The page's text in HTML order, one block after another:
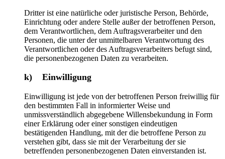
Dritter ist eine natürliche oder juristische Person, Behörde,
Einrichtung oder andere Stelle außer der betroffenen Person,
dem Verantwortlichen, dem Auftragsverarbeiter und den
Personen, die unter der unmittelbaren Verantwortung des
Verantwortlichen oder des Auftragsverarbeiters befugt sind,
die personenbezogenen Daten zu verarbeiten.
k) Einwilligung
Einwilligung ist jede von der betroffenen Person freiwillig für
den bestimmten Fall in informierter Weise und
unmissverständlich abgegebene Willensbekundung in Form
einer Erklärung oder einer sonstigen eindeutigen
bestätigenden Handlung, mit der die betroffene Person zu
verstehen gibt, dass sie mit der Verarbeitung der sie
betreffenden personenbezogenen Daten einverstanden ist.